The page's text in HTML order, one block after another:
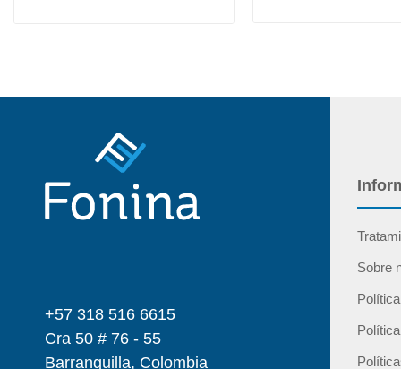
+57 318 516 6615
Cra 50 # 76 - 55
Barranquilla, Colombia
Sobre